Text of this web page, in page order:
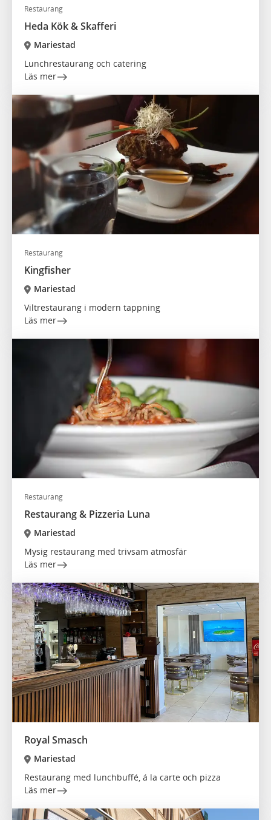
Restaurang
Heda Kök & Skafferi
Mariestad
Lunchrestaurang och catering
Läs mer
Restaurang
Kingfisher
Mariestad
Viltrestaurang i modern tappning
Läs mer
Restaurang
Restaurang & Pizzeria Luna
Mariestad
Mysig restaurang med trivsam atmosfär
Läs mer
Royal Smasch
Mariestad
Restaurang med lunchbuffé, á la carte och pizza
Läs mer